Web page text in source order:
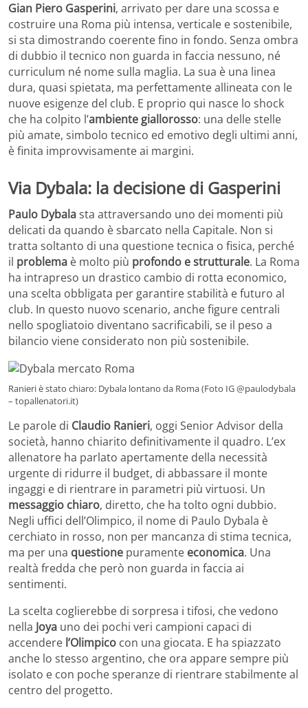
Gian Piero Gasperini, arrivato per dare una scossa e
costruire una Roma più intensa, verticale e sostenibile,
si sta dimostrando coerente fino in fondo. Senza ombra
di dubbio il tecnico non guarda in faccia nessuno, né
curriculum né nome sulla maglia. La sua è una linea
dura, quasi spietata, ma perfettamente allineata con le
nuove esigenze del club. E proprio qui nasce lo shock
che ha colpito l’ambiente giallorosso: una delle stelle
più amate, simbolo tecnico ed emotivo degli ultimi anni,
è finita improvvisamente ai margini.
Via Dybala: la decisione di Gasperini
Paulo Dybalasta attraversando uno dei momenti più
delicati da quando è sbarcato nella Capitale. Non si
tratta soltanto di una questione tecnica o fisica, perché
il problema è molto più profondo e strutturale. La Roma
ha intrapreso un drastico cambio di rotta economico,
una scelta obbligata per garantire stabilità e futuro al
club. In questo nuovo scenario, anche figure centrali
nello spogliatoio diventano sacrificabili, se il peso a
bilancio viene considerato non più sostenibile.
Ranieri è stato chiaro: Dybala lontano da Roma (Foto IG @paulodybala
– topallenatori.it)
Le parole di Claudio Ranieri, oggi Senior Advisor della
società, hanno chiarito definitivamente il quadro. L’ex
allenatore ha parlato apertamente della necessità
urgente di ridurre il budget, di abbassare il monte
ingaggi e di rientrare in parametri più virtuosi. Un
messaggio chiaro, diretto, che ha tolto ogni dubbio.
Negli uffici dell’Olimpico, il nome di Paulo Dybala è
cerchiato in rosso, non per mancanza di stima tecnica,
ma per una questione puramente economica. Una
realtà fredda che però non guarda in faccia ai
sentimenti.
La scelta coglierebbe di sorpresa i tifosi, che vedono
nella Joya uno dei pochi veri campioni capaci di
accendere l’Olimpico con una giocata. E ha spiazzato
anche lo stesso argentino, che ora appare sempre più
isolato e con poche speranze di rientrare stabilmente al
centro del progetto.